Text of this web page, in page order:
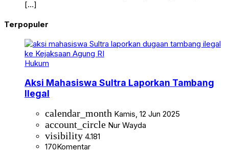
[…]
Terpopuler
Hukum
Aksi Mahasiswa Sultra Laporkan Tambang
Ilegal
calendar_month Kamis, 12 Jun 2025
account_circle Nur Wayda
visibility 4.181
170Komentar